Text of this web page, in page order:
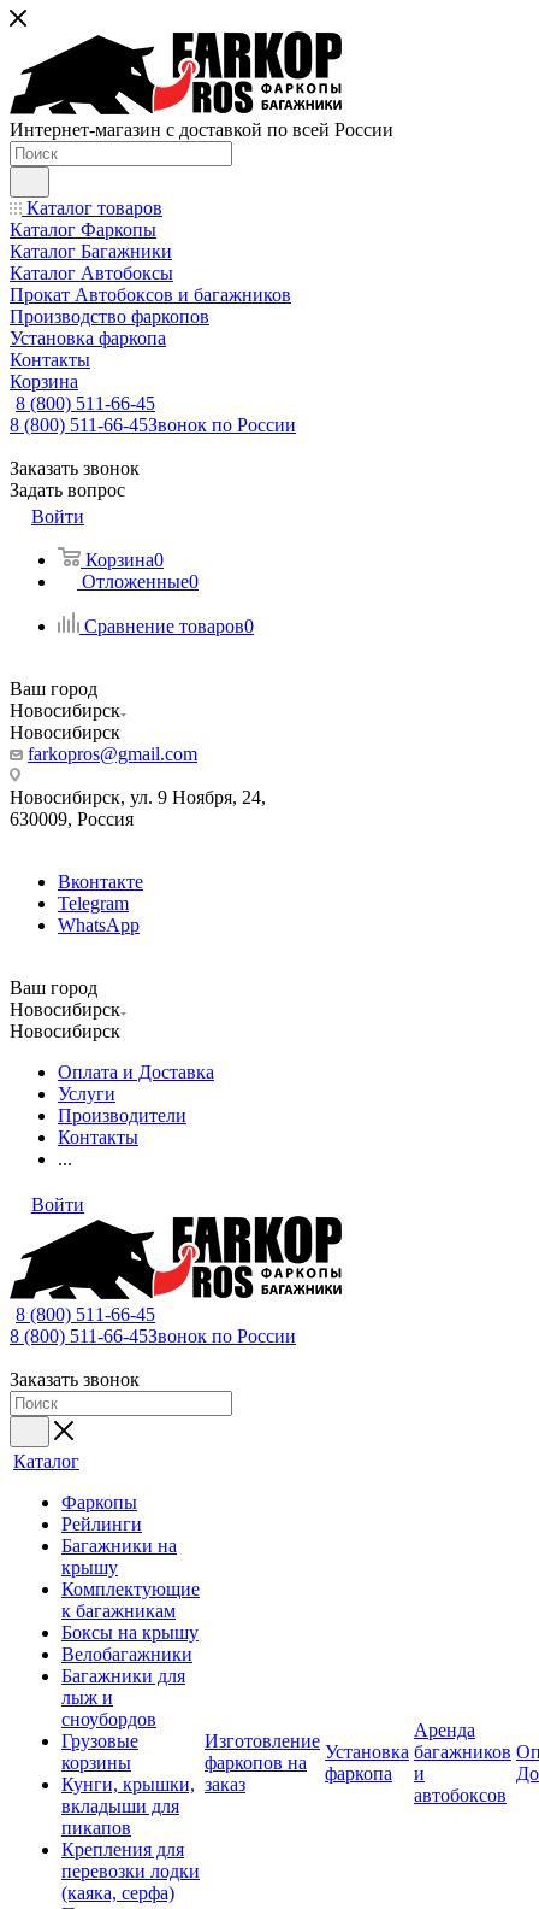
Интернет-магазин с доставкой по всей России
Каталог товаров
Каталог Фаркопы
Каталог Багажники
Каталог Автобоксы
Прокат Автобоксов и багажников
Производство фаркопов
Установка фаркопа
Контакты
Корзина
8 (800) 511-66-45
8 (800) 511-66-45Звонок по России
Заказать звонок
Задать вопрос
Войти
Корзина0
Отложенные0
Сравнение товаров0
Ваш город
Новосибирск
Новосибирск
farkopros@gmail.com
Новосибирск, ул. 9 Ноября, 24,
630009, Россия
Вконтакте
Telegram
WhatsApp
Ваш город
Новосибирск
Новосибирск
Оплата и Доставка
Услуги
Производители
Контакты
...
Войти
8 (800) 511-66-45
8 (800) 511-66-45Звонок по России
Заказать звонок
Каталог
Фаркопы
Рейлинги
Багажники на
крышу
Комплектующие
к багажникам
Боксы на крышу
Велобагажники
Багажники для
лыж и
сноубордов
Грузовые
корзины
Кунги, крышки,
вкладыши для
пикапов
Крепления для
перевозки лодки
(каяка, серфа)
Изготовление
фаркопов на
заказ
Установка
фаркопа
Аренда
багажников
и
автобоксов